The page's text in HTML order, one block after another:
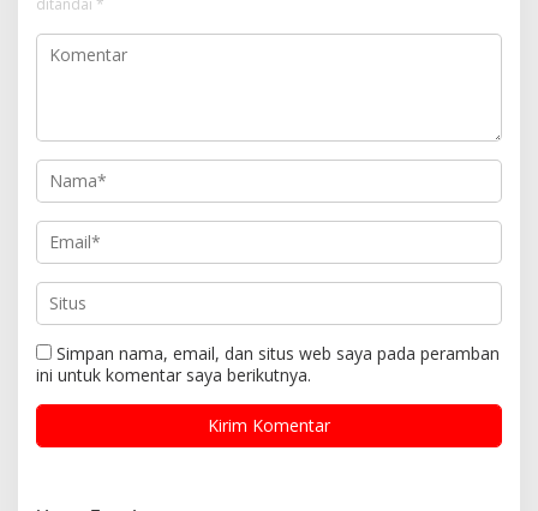
ditandai *
Simpan nama, email, dan situs web saya pada peramban
ini untuk komentar saya berikutnya.